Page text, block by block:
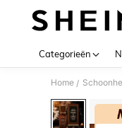
Categorieën
Home /